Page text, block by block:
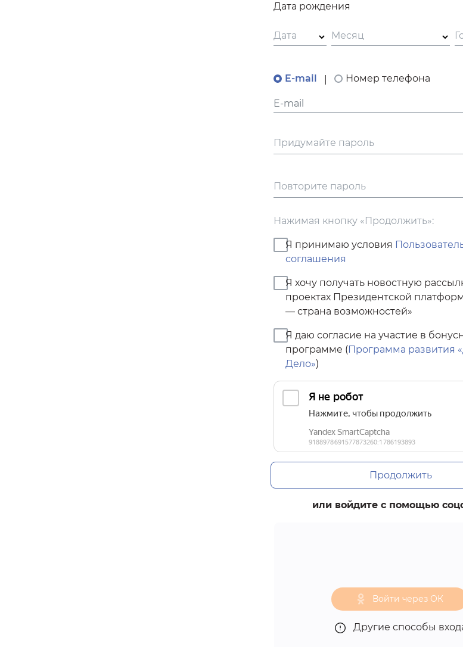
Дата рождения
Дата Месяц
E-mail Номер телефона
Придумайте пароль
Повторите пароль
Нажимая кнопку «Продолжить»:
Я принимаю условия
соглашения
Я хочу получать новостную
проектах Президентской
— страна возможностей»
Я даю согласие на участие в
программе (Программа развития
Дело»)
Продолжить
или войдите с помощью
Войти через ОК
Другие способы